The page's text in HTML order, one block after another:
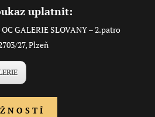
uplatnit:
GALERIE SLOVANY – 2.patro
27, Plzeň
Tento